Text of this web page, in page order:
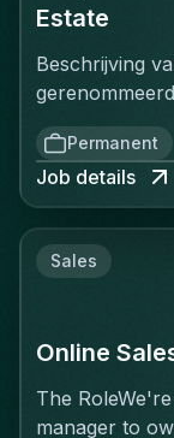
Estate
Beschrijving
een sterke
zoekt een
onmiddellijk
verschillende
samen met
gemeenten,
succesvol
Permanent
Job details
Sales
Online
The
manager to